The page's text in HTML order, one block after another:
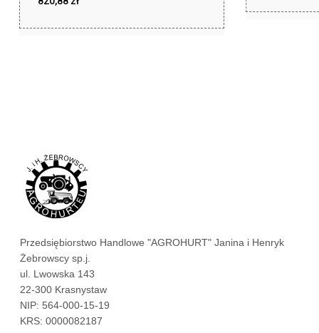
Przedsiębiorstwo Handlowe "AGROHURT" Janina i Henryk
Żebrowscy sp.j.
ul. Lwowska 143
22-300 Krasnystaw
NIP: 564-000-15-19
KRS: 0000082187